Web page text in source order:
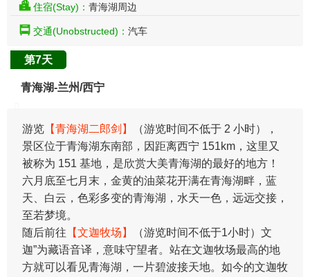
住宿(Stay)： 青海湖周边
交通(Unobstructed)： 汽车
第7天
青海湖-兰州/西宁
游览 【青海湖二郎剑】
（游览时间不低于 2 小时），
景区位于青海湖东南部，因距离西宁 151km，这里又
被称为 151 基地，是欣赏大美青海湖的最好的地方！
六月底至七月末，金黄的油菜花开满在青海湖畔，蓝
天、白云，色彩多变的青海湖，水天一色，远远交接，
至若梦境。
随后前往 【文迦牧场】
（游览时间不低于1小时）文
迦”为藏语音译，意味守望者。站在文迦牧场最高的地
方就可以看见青海湖，一片碧波接天地。如今的文迦牧